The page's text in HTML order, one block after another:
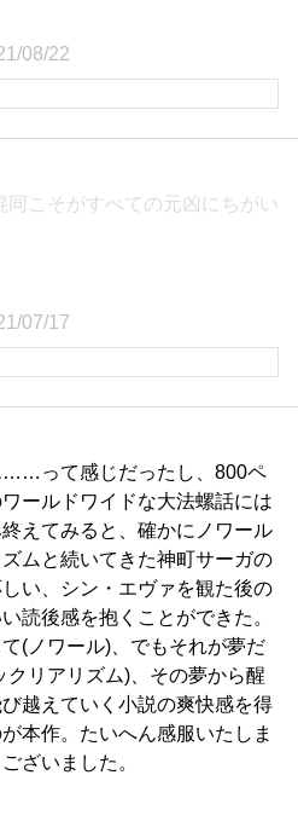
08/22
同こそがすべての元凶にちがい
07/17
……って感じだったし、800ペ
ールドワイドな大法螺話には
えてみると、確かにノワール
ムと続いてきた神町サーガの
い、シン・エヴァを観た後の
読後感を抱くことができた。
(ノワール)、でもそれが夢だ
クリアリズム)、その夢から醒
越えていく小説の爽快感を得
本作。たいへん感服いたしま
ざいました。